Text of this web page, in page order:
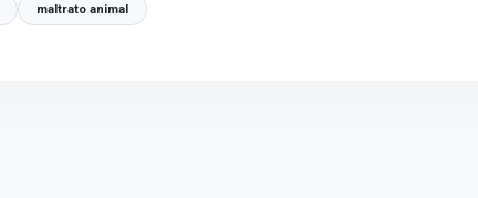
maltrato animal